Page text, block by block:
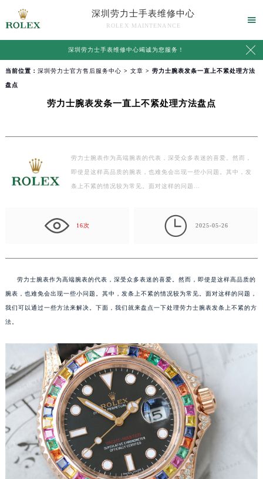
深圳劳力士手表维修中心
ROLEX MAINTENANCE

深圳劳力士手表维修中心竭诚为您服务！ 
当前位置： 深圳劳力士官方售后服务中心 > 文章 > 劳力士腕表发条一直上不紧处理方法
盘点
劳力士腕表发条一直上不紧处理方法盘点
劳力士腕表作为高端腕表的代表，深受众多表迷的喜爱。然而，
即使是这样高品质的腕表，也难免会出现一些小问题。其中，发
条上不紧的情况较为常见。面对这样的问题…
16次  2025-05-26
劳力士腕表作为高端腕表的代表，深受众多表迷的喜爱。然而，即使是这样高品质的
腕表，也难免会出现一些小问题。其中，发条上不紧的情况较为常见。面对这样的问题，
我们可以通过一些方法来解决。下面，我们就来盘点一下处理劳力士腕表发条上不紧的方
法。